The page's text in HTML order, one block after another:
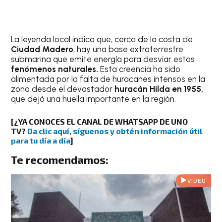
La leyenda local indica que, cerca de la costa de
Ciudad Madero, hay una base extraterrestre
submarina que emite energía para desviar estos
fenómenos naturales.Esta creencia ha sido
alimentada por la falta de huracanes intensos en la
zona desde el devastador huracán Hilda en 1955,
que dejó una huella importante en la región.
[¿YA CONOCES EL CANAL DE WHATSAPP DE UNO
TV? Da clic aquí, síguenos y obtén información útil
para tu día a día]
Te recomendamos:
VIDEO